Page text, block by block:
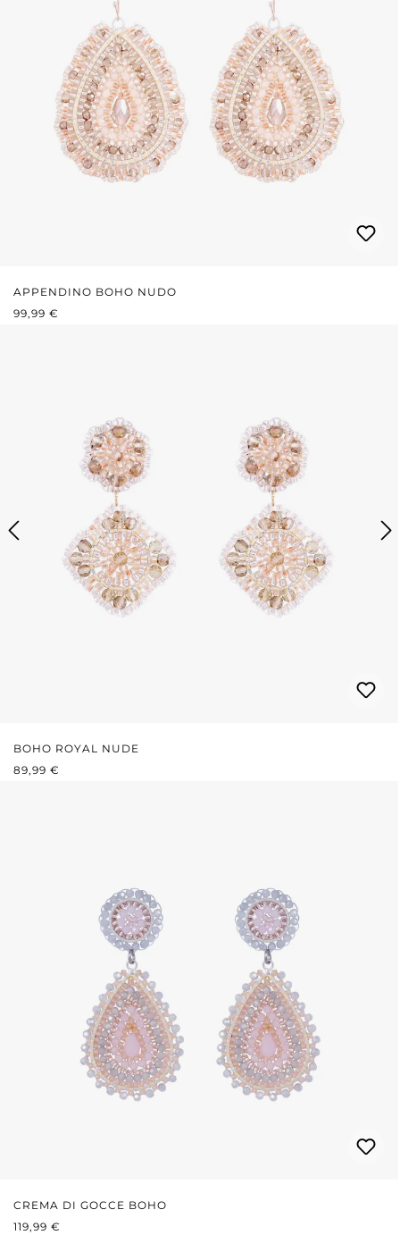
APPENDINO BOHO NUDO
PREZZO NORMALE:
99,99 €
BOHO ROYAL NUDE
PREZZO NORMALE:
89,99 €
CREMA DI GOCCE BOHO
PREZZO NORMALE:
119,99 €